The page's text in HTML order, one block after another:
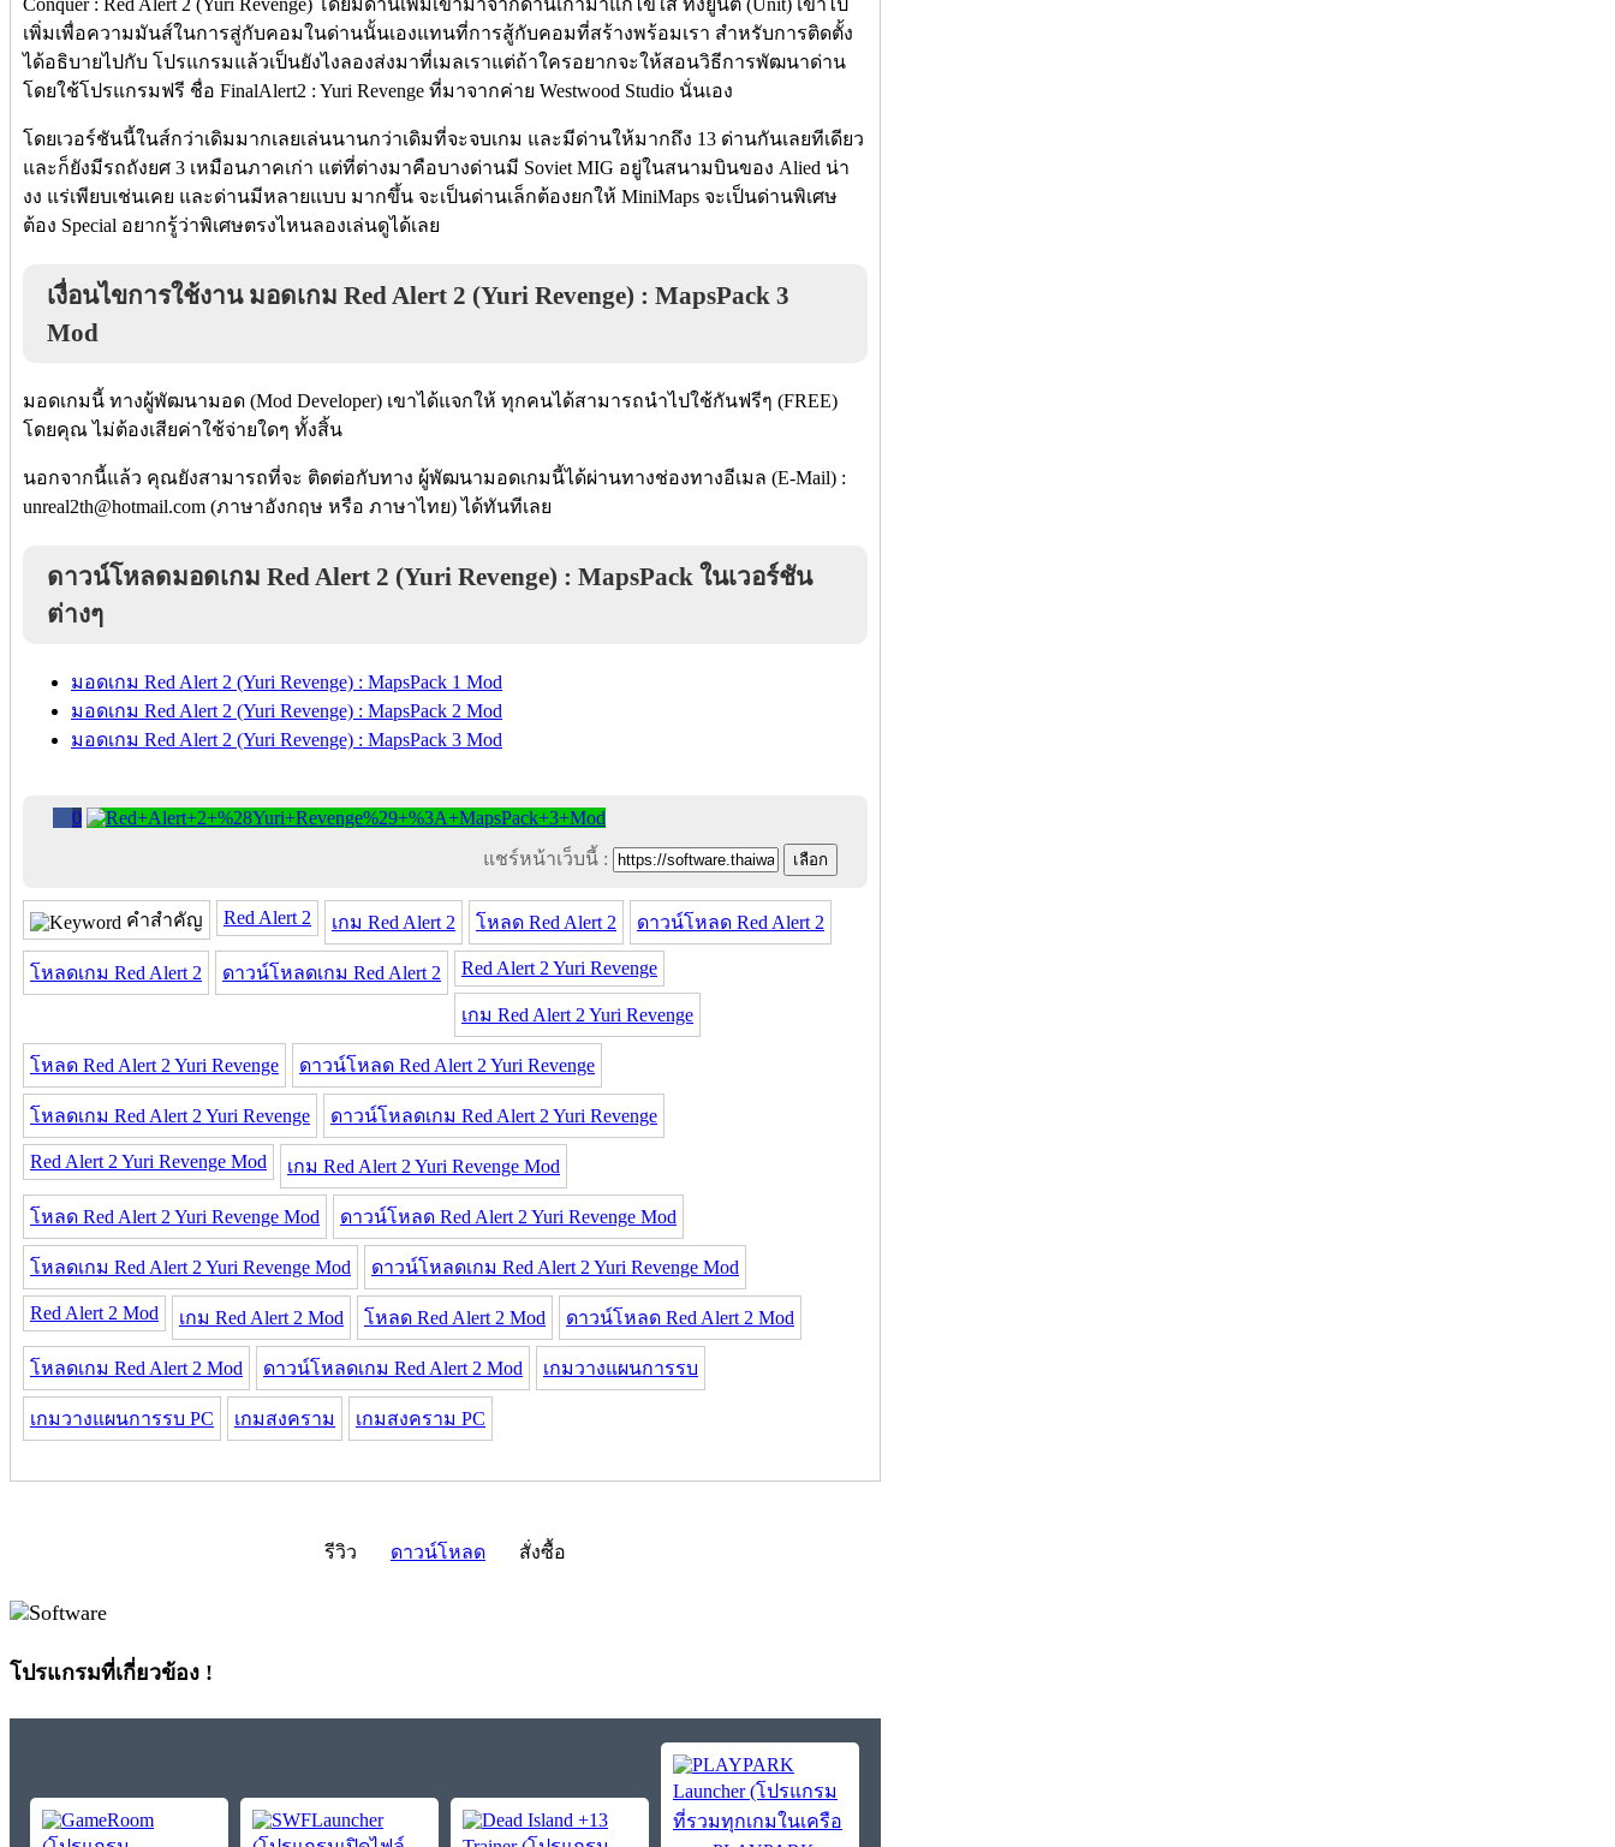
Conquer : Red Alert 2 (Yuri Revenge) โดยมีด่านเพิ่มเข้ามาจากด่านเก่ามาแก้ไขใส่ ทั้งยูนิต (Unit) เข้าไป
เพิ่มเพื่อความมันส์ในการสู่กับคอมในด่านนั้นเองแทนที่การสู้กับคอมที่สร้างพร้อมเรา สำหรับการติดตั้ง
ได้อธิบายไปกับ โปรแกรมแล้วเป็นยังไงลองส่งมาที่เมลเราแต่ถ้าใครอยากจะให้สอนวิธีการพัฒนาด่าน
โดยใช้โปรแกรมฟรี ชื่อ FinalAlert2 : Yuri Revenge ที่มาจากค่าย Westwood Studio นั่นเอง
โดยเวอร์ชันนี้ในส์กว่าเดิมมากเลยเล่นนานกว่าเดิมที่จะจบเกม และมีด่านให้มากถึง 13 ด่านกันเลยทีเดียว
และก็ยังมีรถถังยศ 3 เหมือนภาคเก่า แต่ที่ต่างมาคือบางด่านมี Soviet MIG อยู่ในสนามบินของ Alied น่า
งง แร่เพียบเช่นเคย และด่านมีหลายแบบ มากขึ้น จะเป็นด่านเล็กต้องยกให้ MiniMaps จะเป็นด่านพิเศษ
ต้อง Special อยากรู้ว่าพิเศษตรงไหนลองเล่นดูได้เลย
เงื่อนไขการใช้งาน มอดเกม Red Alert 2 (Yuri Revenge) : MapsPack 3
Mod
มอดเกมนี้ ทางผู้พัฒนามอด (Mod Developer) เขาได้แจกให้ ทุกคนได้สามารถนำไปใช้กันฟรีๆ (FREE)
โดยคุณ ไม่ต้องเสียค่าใช้จ่ายใดๆ ทั้งสิ้น
นอกจากนี้แล้ว คุณยังสามารถที่จะ ติดต่อกับทาง ผู้พัฒนามอดเกมนี้ได้ผ่านทางช่องทางอีเมล (E-Mail) :
unreal2th@hotmail.com (ภาษาอังกฤษ หรือ ภาษาไทย) ได้ทันทีเลย
ดาวน์โหลดมอดเกม Red Alert 2 (Yuri Revenge) : MapsPack ในเวอร์ชัน
ต่างๆ
มอดเกม Red Alert 2 (Yuri Revenge) : MapsPack 1 Mod
มอดเกม Red Alert 2 (Yuri Revenge) : MapsPack 2 Mod
มอดเกม Red Alert 2 (Yuri Revenge) : MapsPack 3 Mod
0
แชร์หน้าเว็บนี้ :
คำสำคัญ Red Alert 2 เกม Red Alert 2 โหลด Red Alert 2 ดาวน์โหลด Red Alert 2
โหลดเกม Red Alert 2 ดาวน์โหลดเกม Red Alert 2 Red Alert 2 Yuri Revenge
เกม Red Alert 2 Yuri Revenge
โหลด Red Alert 2 Yuri Revenge ดาวน์โหลด Red Alert 2 Yuri Revenge
โหลดเกม Red Alert 2 Yuri Revenge ดาวน์โหลดเกม Red Alert 2 Yuri Revenge
Red Alert 2 Yuri Revenge Mod เกม Red Alert 2 Yuri Revenge Mod
โหลด Red Alert 2 Yuri Revenge Mod ดาวน์โหลด Red Alert 2 Yuri Revenge Mod
โหลดเกม Red Alert 2 Yuri Revenge Mod ดาวน์โหลดเกม Red Alert 2 Yuri Revenge Mod
Red Alert 2 Mod เกม Red Alert 2 Mod โหลด Red Alert 2 Mod ดาวน์โหลด Red Alert 2 Mod
โหลดเกม Red Alert 2 Mod ดาวน์โหลดเกม Red Alert 2 Mod เกมวางแผนการรบ
เกมวางแผนการรบ PC เกมสงคราม เกมสงคราม PC
รีวิว ดาวน์โหลด สั่งซื้อ
โปรแกรมที่เกี่ยวข้อง !